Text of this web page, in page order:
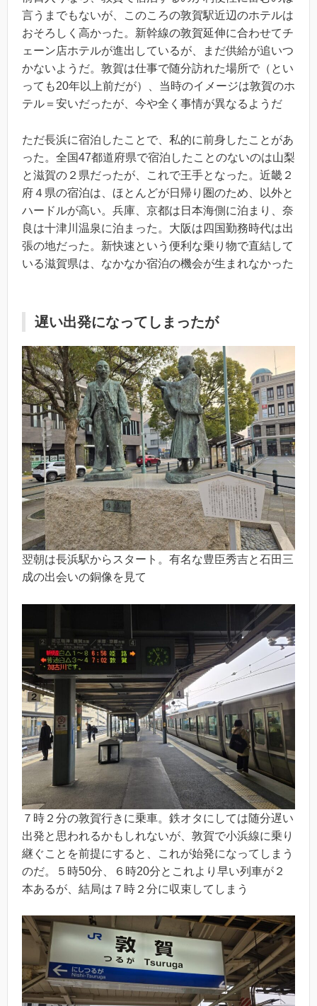
言うまでもないが、このころの敦賀駅近辺のホテルは
おそろしく高かった。新幹線の敦賀延伸に合わせてチ
ェーン店ホテルが進出しているが、まだ供給が追いつ
かないようだ。敦賀は仕事で随分訪れた場所で（とい
っても20年以上前だが）、当時のイメージは敦賀のホ
テル＝安いだったが、今や全く事情が異なるようだ
ただ長浜に宿泊したことで、私的に前身したことがあ
った。全国47都道府県で宿泊したことのないのは山梨
と滋賀の２県だったが、これで王手となった。近畿２
府４県の宿泊は、ほとんどが日帰り圏のため、以外と
ハードルが高い。兵庫、京都は日本海側に泊まり、奈
良は十津川温泉に泊まった。大阪は四国勤務時代は出
張の地だった。新快速という便利な乗り物で直結して
いる滋賀県は、なかなか宿泊の機会が生まれなかった
遅い出発になってしまったが
翌朝は長浜駅からスタート。有名な豊臣秀吉と石田三
成の出会いの銅像を見て
７時２分の敦賀行きに乗車。鉄オタにしては随分遅い
出発と思われるかもしれないが、敦賀で小浜線に乗り
継ぐことを前提にすると、これが始発になってしまう
のだ。５時50分、６時20分とこれより早い列車が２
本あるが、結局は７時２分に収束してしまう